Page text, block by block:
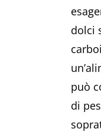
dolci
può
di